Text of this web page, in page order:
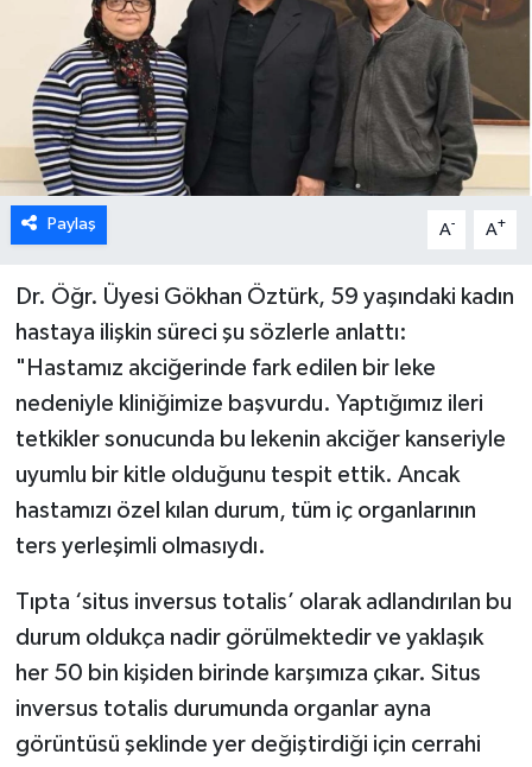
Paylaş A- A+
Dr. Öğr. Üyesi Gökhan Öztürk, 59 yaşındaki kadın
hastaya ilişkin süreci şu sözlerle anlattı:
"Hastamız akciğerinde fark edilen bir leke
nedeniyle kliniğimize başvurdu. Yaptığımız ileri
tetkikler sonucunda bu lekenin akciğer kanseriyle
uyumlu bir kitle olduğunu tespit ettik. Ancak
hastamızı özel kılan durum, tüm iç organlarının
ters yerleşimli olmasıydı.
Tıpta ‘situs inversus totalis’ olarak adlandırılan bu
durum oldukça nadir görülmektedir ve yaklaşık
her 50 bin kişiden birinde karşımıza çıkar. Situs
inversus totalis durumunda organlar ayna
görüntüsü şeklinde yer değiştirdiği için cerrahi